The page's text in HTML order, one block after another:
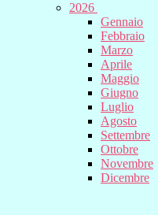
2026
Gennaio
Febbraio
Marzo
Aprile
Maggio
Giugno
Luglio
Agosto
Settembre
Ottobre
Novembre
Dicembre